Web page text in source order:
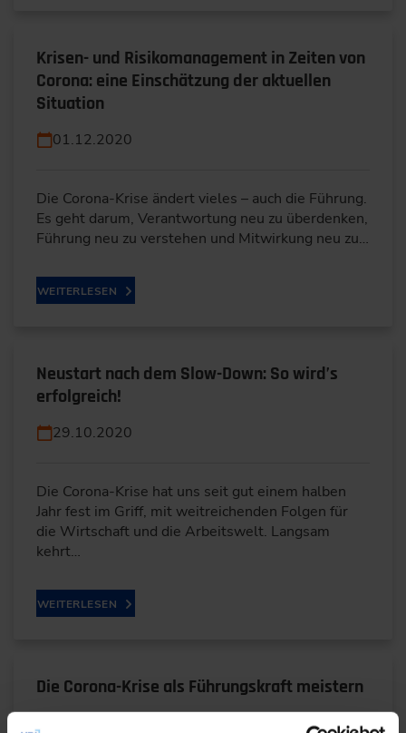
Krisen- und Risikomanagement in Zeiten von
Corona: eine Einschätzung der aktuellen
Situation
01.12.2020
Die Corona-Krise ändert vieles – auch die Führung.
Es geht darum, Verantwortung neu zu überdenken,
Führung neu zu verstehen und Mitwirkung neu zu…
WEITERLESEN
Neustart nach dem Slow-Down: So wird’s
erfolgreich!
29.10.2020
Die Corona-Krise hat uns seit gut einem halben
Jahr fest im Griff, mit weitreichenden Folgen für
die Wirtschaft und die Arbeitswelt. Langsam
kehrt…
WEITERLESEN
Die Corona-Krise als Führungskraft meistern